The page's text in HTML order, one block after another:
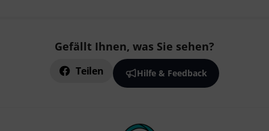
Gefällt Ihnen, was Sie sehen?
Teilen Hilfe & Feedback